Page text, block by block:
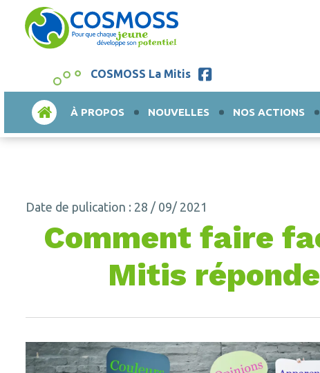
COSMOSS La Mitis
ACCUEILÀ PROPOS NOUVELLES NOS ACTIONS
Date de pulication : 28 / 09/ 2021
Comment faire
Mitis